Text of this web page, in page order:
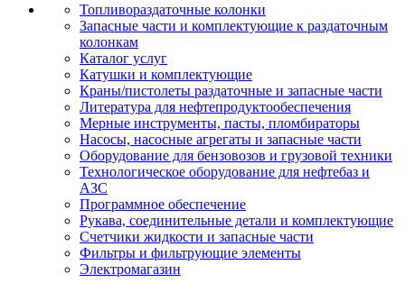
Топливораздаточные колонки
Запасные части и комплектующие к раздаточным
колонкам
Каталог услуг
Катушки и комплектующие
Краны/пистолеты раздаточные и запасные части
Литература для нефтепродуктообеспечения
Мерные инструменты, пасты, пломбираторы
Насосы, насосные агрегаты и запасные части
Оборудование для бензовозов и грузовой техники
Технологическое оборудование для нефтебаз и
АЗС
Программное обеспечение
Рукава, соединительные детали и комплектующие
Счетчики жидкости и запасные части
Фильтры и фильтрующие элементы
Электромагазин